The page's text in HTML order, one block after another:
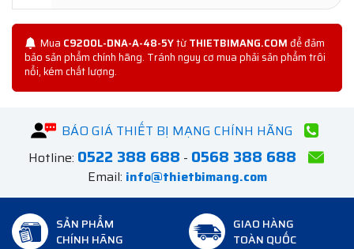
Mua C9200L-DNA-A-48-5YtừTHIETBIMANG.COMđể đảm
bảo sản phẩm chính hãng. Tránh nguy cơ mua phải sản phẩm trôi
nổi, kém chất lượng.
BÁO GIÁ THIẾT BỊ MẠNG CHÍNH HÃNG
Hotline: 0522 388 688 - 0568 388 688
Email: info@thietbimang.com
SẢN PHẨM
CHÍNH HÃNG
GIAO HÀNG
TOÀN QUỐC